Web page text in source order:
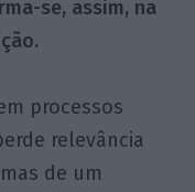
se, assim, na
processos
relevância
de um